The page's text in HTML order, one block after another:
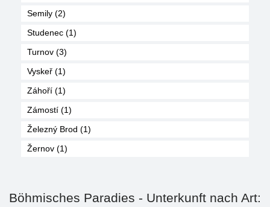
Semily (2)
Studenec (1)
Turnov (3)
Vyskeř (1)
Záhoří (1)
Zámostí (1)
Železný Brod (1)
Žernov (1)
Böhmisches Paradies - Unterkunft nach Art: